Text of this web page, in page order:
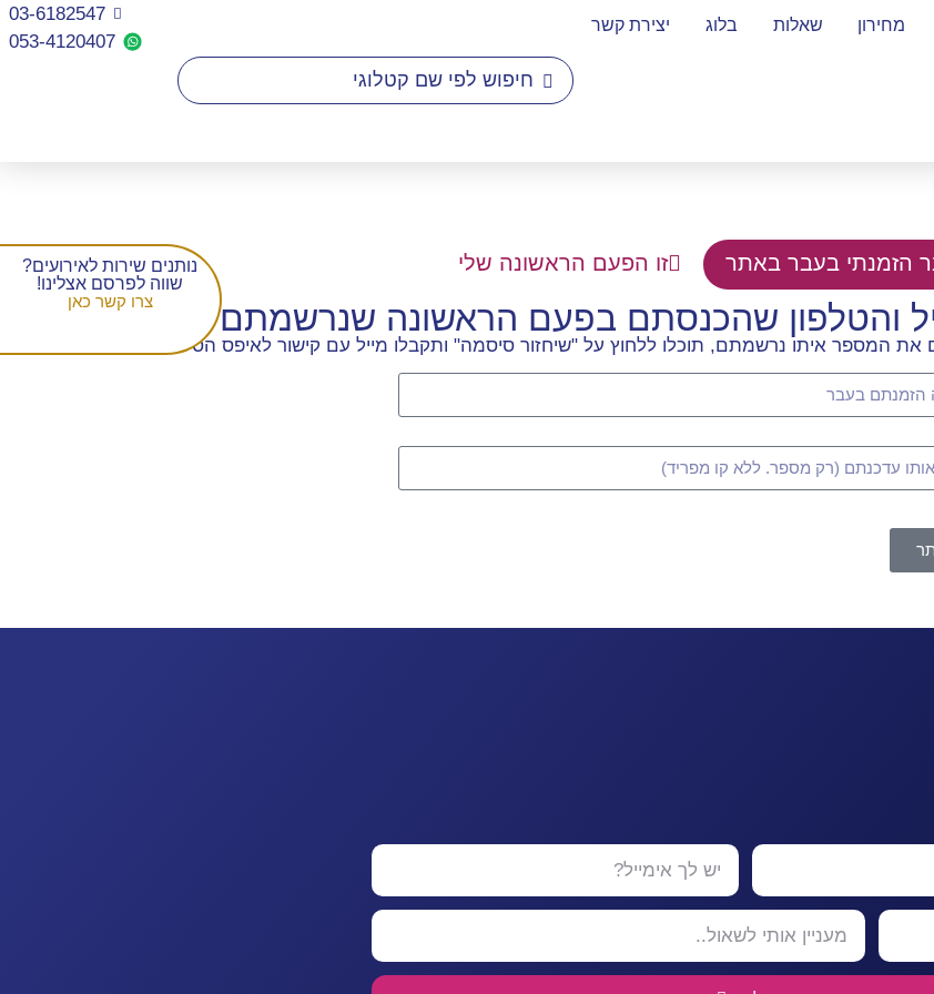
מחירון שאלות בלוג יצירת קשר
03-6182547
053-4120407​
הזמנתי בעבר באתר זו הפעם הראשונה שלי
והטלפון שהכנסתם בפעם הראשונה שנרשמתם
המספר איתו נרשמתם, תוכלו ללחוץ על "שיחזור סיסמה" ותקבלו מייל עם קישור לאיפס הסיסמה.
נותנים שירות לאירועים?
שווה לפרסם אצלינו!
צרו קשר כאן